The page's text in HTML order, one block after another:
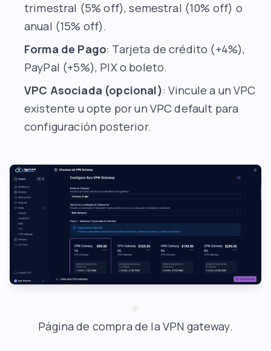
trimestral (5% off), semestral (10% off) o
anual (15% off).
Forma de Pago: Tarjeta de crédito (+4%),
PayPal (+5%), PIX o boleto.
VPC Asociada (opcional): Vincule a un VPC
existente u opte por un VPC default para
configuración posterior.
Página de compra de la VPN gateway.